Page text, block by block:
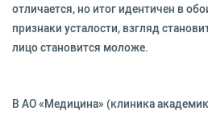
отличается, но итог идентичен в
признаки усталости, взгляд
лицо становится моложе.
В АО «Медицина» (клиника